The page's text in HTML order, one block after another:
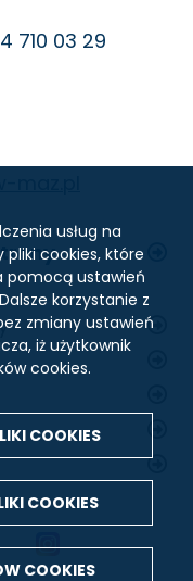
710 03 29
usług na
cookies, które
pomocą ustawień
korzystanie z
zmiany ustawień
iż użytkownik
cookies.
COOKIES
COOKIES
COOKIES